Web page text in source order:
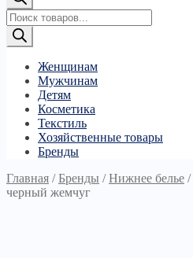
Поиск
товаров
Женщинам
Мужчинам
Детям
Косметика
Текстиль
Хозяйственные товары
Бренды
Главная /Бренды /Нижнее белье /
черный жемчуг